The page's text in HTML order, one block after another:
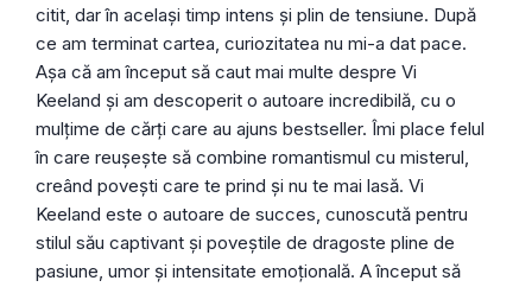
citit, dar în același timp intens și plin de tensiune. După
ce am terminat cartea, curiozitatea nu mi-a dat pace.
Așa că am început să caut mai multe despre Vi
Keeland și am descoperit o autoare incredibilă, cu o
mulțime de cărți care au ajuns bestseller. Îmi place felul
în care reușește să combine romantismul cu misterul,
creând povești care te prind și nu te mai lasă. Vi
Keeland este o autoare de succes, cunoscută pentru
stilul său captivant și poveștile de dragoste pline de
pasiune, umor și intensitate emoțională. A început să